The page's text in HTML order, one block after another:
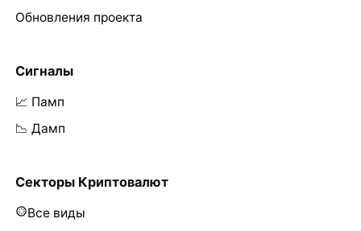
Обновления проекта
Сигналы
📈 Памп
📉 Дамп
Секторы Криптовалют
Все виды